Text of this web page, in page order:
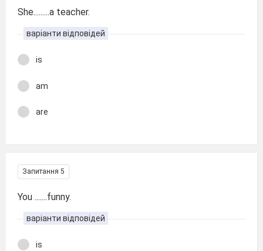
She.........a teacher.
варіанти відповідей
is
am
are
Запитання 5
You .......funny.
варіанти відповідей
is